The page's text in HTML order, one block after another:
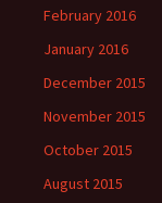
February 2016
January 2016
December 2015
November 2015
October 2015
August 2015